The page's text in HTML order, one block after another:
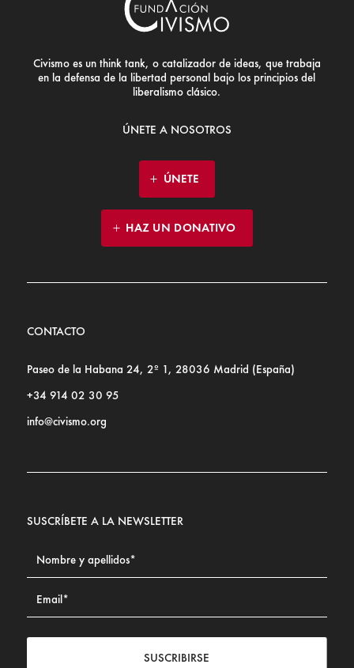
Civismo es un think tank, o catalizador de ideas, que trabaja
en la defensa de la libertad personal bajo los principios del
liberalismo clásico.
ÚNETE A NOSOTROS
ÚNETE
HAZ UN DONATIVO
CONTACTO
Paseo de la Habana 24, 2º 1, 28036 Madrid (España)
+34 914 02 30 95
info@civismo.org
SUSCRÍBETE A LA NEWSLETTER
SUSCRIBIRSE